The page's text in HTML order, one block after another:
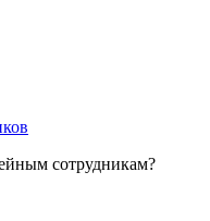
сотрудникам?